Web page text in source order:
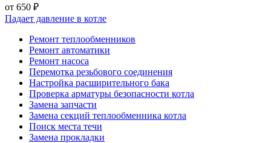
от 650 ₽
Падает давление в котле
Ремонт теплообменников
Ремонт автоматики
Ремонт насоса
Перемотка резьбового соединения
Настройка расширительного бака
Проверка арматуры безопасности котла
Замена запчасти
Замена секций теплообменника котла
Поиск места течи
Замена прокладки